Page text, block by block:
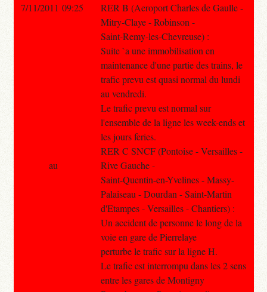
7/11/2011 09:25
RER B (Aeroport Charles de Gaulle -
Mitry-Claye - Robinson -
Saint-Remy-les-Chevreuse) :
Suite `a une immobilisation en
maintenance d'une partie des trains, le
trafic prevu est quasi normal du lundi
au vendredi.
Le trafic prevu est normal sur
l'ensemble de la ligne les week-ends et
les jours feries.
RER C SNCF (Pontoise - Versailles -
Rive Gauche -
Saint-Quentin-en-Yvelines - Massy-
Palaiseau - Dourdan - Saint-Martin
d'Etampes - Versailles - Chantiers) :
Un accident de personne le long de la
voie en gare de Pierrelaye
perturbe le trafic sur la ligne H.
Le trafic est interrompu dans les 2 sens
entre les gares de Montigny
au